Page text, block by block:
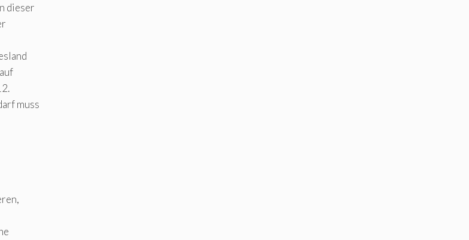
dieser
muss